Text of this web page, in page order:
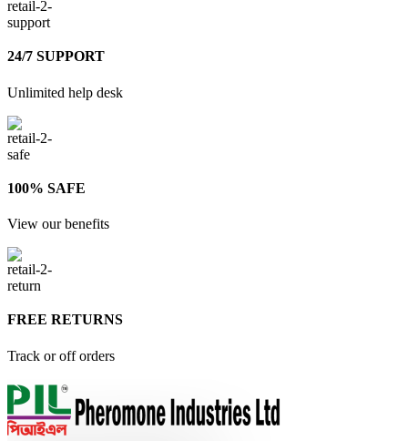
24/7 SUPPORT
Unlimited help desk
100% SAFE
View our benefits
FREE RETURNS
Track or off orders